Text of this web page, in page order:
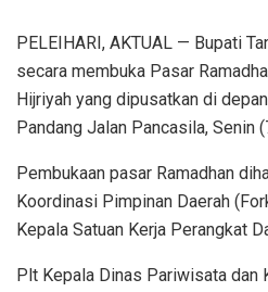
PELEIHARI, AKTUAL — Bupati
secara membuka Pasar
Hijriyah yang dipusatkan di
Pandang Jalan Pancasila, Senin
Pembukaan pasar Ramadhan
Koordinasi Pimpinan Daerah
Kepala Satuan Kerja Perangkat
Plt Kepala Dinas Pariwisata dan